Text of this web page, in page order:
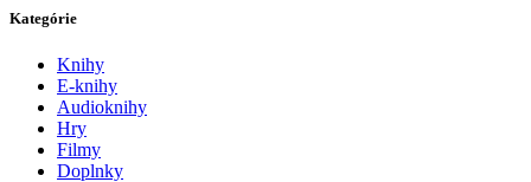
Kategórie
Knihy
E-knihy
Audioknihy
Hry
Filmy
Doplnky